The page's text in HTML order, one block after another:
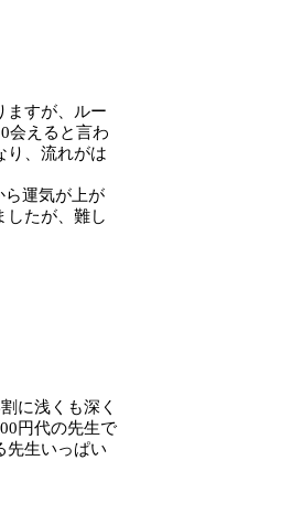
ますが、ルー
会えると言わ
り、流れがは
ら運気が上が
したが、難し
に浅くも深く
円代の先生で
先生いっぱい